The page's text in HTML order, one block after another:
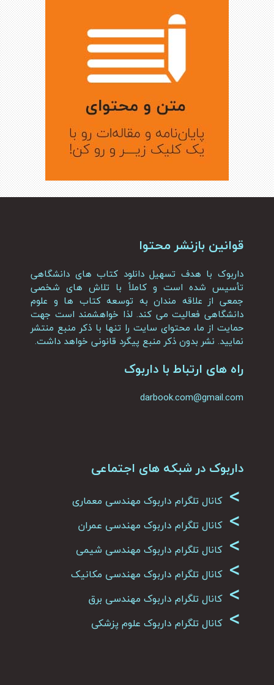
قوانین بازنشر محتوا
داربوک با هدف تسهیل دانلود کتاب های دانشگاهی
تأسیس شده است و کاملاً با تلاش های شخصی
جمعی از علاقه مندان به توسعه کتاب ها و علوم
دانشگاهی فعالیت می کند. لذا خواهشمند است جهت
حمایت از ما، محتوای سایت را تنها با ذکر منبع منتشر
نمایید. نشر بدون ذکر منبع پیگرد قانونی خواهد داشت.
راه های ارتباط با داربوک
darbook.com@gmail.com
داربوک در شبکه های اجتماعی
> کانال تلگرام داربوک مهندسی معماری
> کانال تلگرام داربوک مهندسی عمران
> کانال تلگرام داربوک مهندسی شیمی
> کانال تلگرام داربوک مهندسی مکانیک
> کانال تلگرام داربوک مهندسی برق
> کانال تلگرام داربوک علوم پزشکی